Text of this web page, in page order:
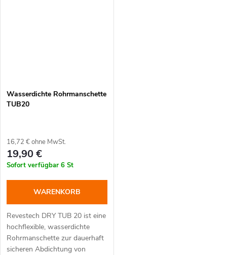
Wasserdichte Rohrmanschette
TUB20
16,72 € ohne MwSt.
19,90 €
Sofort verfügbar 6 St
WARENKORB
Revestech DRY TUB 20 ist eine
hochflexible, wasserdichte
Rohrmanschette zur dauerhaft
sicheren Abdichtung von